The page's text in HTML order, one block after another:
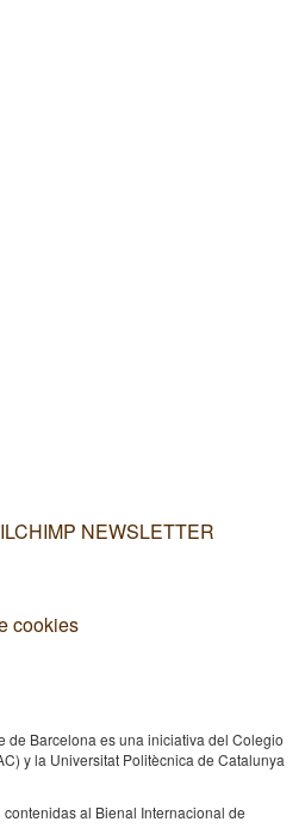
NEWSLETTER
cookies
Barcelona es una iniciativa del Colegio
y la Universitat Politècnica de Catalunya
al Bienal Internacional de